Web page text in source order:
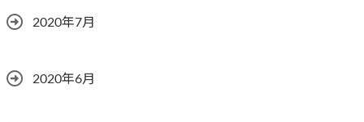
2020年7月
2020年6月